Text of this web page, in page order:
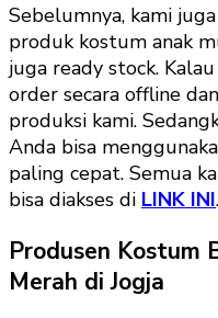
Sebelumnya, kami
produk kostum anak
juga ready stock.
order secara offline
produksi kami.
Anda bisa
paling cepat. Semua
bisa diakses di LINK INI.
Produsen Kostum
Merah di Jogja